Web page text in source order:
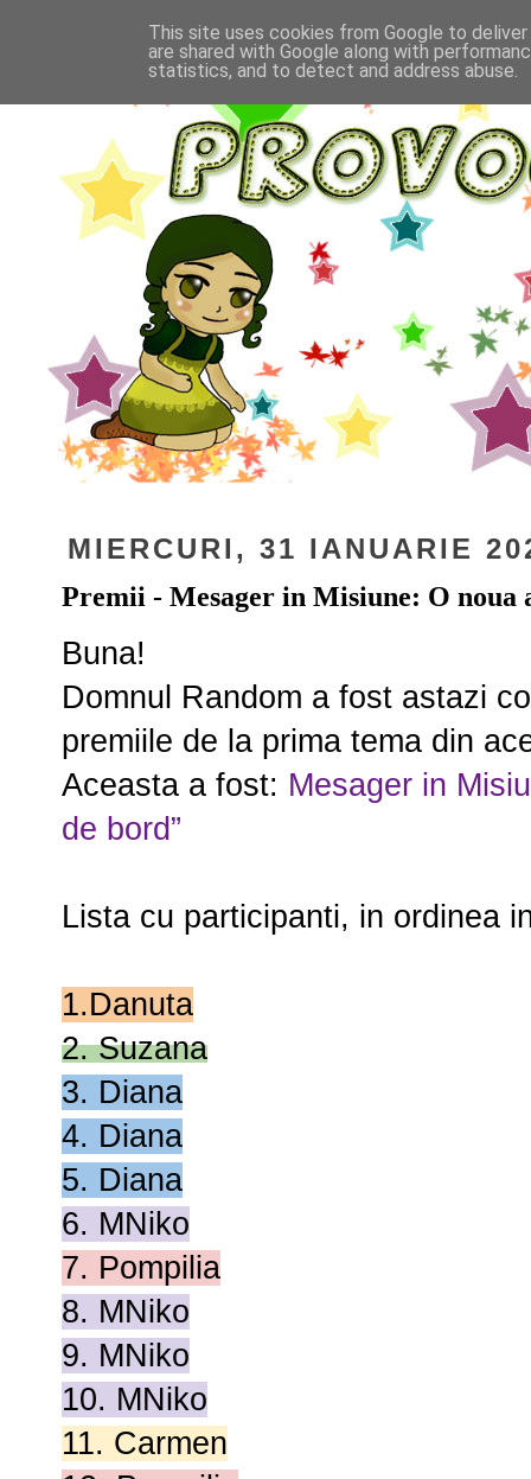
MIERCURI, 31 IANUARIE
Premii - Mesager in Misiune: O
Buna!
Domnul Random a fost astazi
premiile de la prima tema din
Aceasta a fost: Mesager in
de bord”
Lista cu participanti, in ordinea
1.Danuta
2. Suzana
3. Diana
4. Diana
5. Diana
6. MNiko
7. Pompilia
8. MNiko
9. MNiko
10. MNiko
11. Carmen
This site uses cookies from Google to
are shared with Google along with
statistics, and to detect and address abuse.